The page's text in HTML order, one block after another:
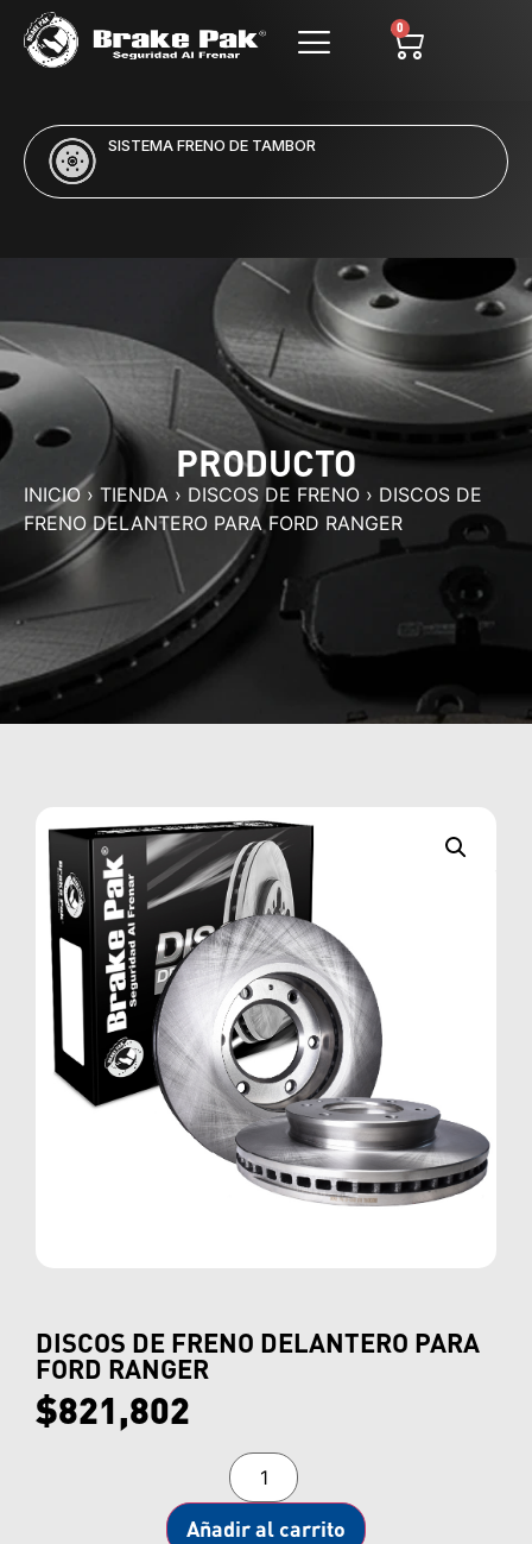
0
SISTEMA FRENO DE TAMBOR
PRODUCTO
INICIO› TIENDA › DISCOS DE FRENO › DISCOS DE
FRENO DELANTERO PARA FORD RANGER
DISCOS DE FRENO DELANTERO PARA
FORD RANGER
$821,802
Añadir al carrito